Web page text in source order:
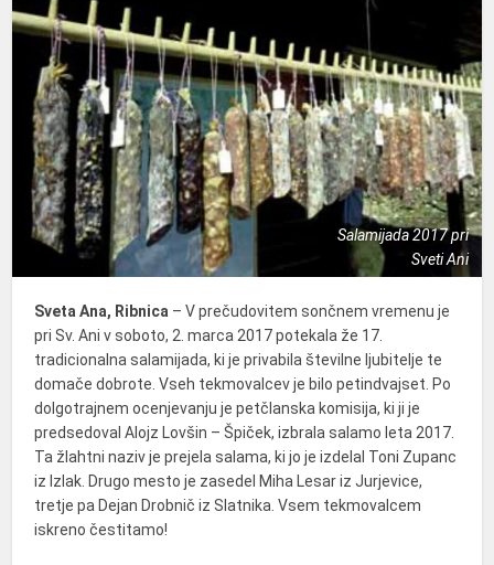
Salamijada 2017 pri
Sveti Ani
Sveta Ana, Ribnica – V prečudovitem sončnem vremenu je
pri Sv. Ani v soboto, 2. marca 2017 potekala že 17.
tradicionalna salamijada, ki je privabila številne ljubitelje te
domače dobrote. Vseh tekmovalcev je bilo petindvajset. Po
dolgotrajnem ocenjevanju je petčlanska komisija, ki ji je
predsedoval Alojz Lovšin – Špiček, izbrala salamo leta 2017.
Ta žlahtni naziv je prejela salama, ki jo je izdelal Toni Zupanc
iz Izlak. Drugo mesto je zasedel Miha Lesar iz Jurjevice,
tretje pa Dejan Drobnič iz Slatnika. Vsem tekmovalcem
iskreno čestitamo!